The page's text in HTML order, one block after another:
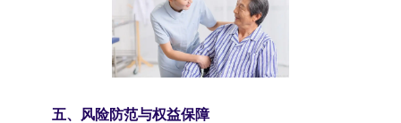
五、风险防范与权益保障